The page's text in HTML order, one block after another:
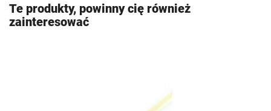
Te produkty, powinny cię również
zainteresować